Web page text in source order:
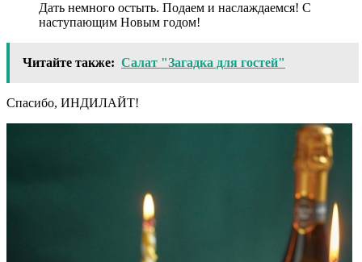
Дать немного остыть. Подаем и наслаждаемся! С
наступающим Новым годом!
Читайте также: Салат "Загадка для гостей"
Спасибо, ИНДИЛАЙТ!